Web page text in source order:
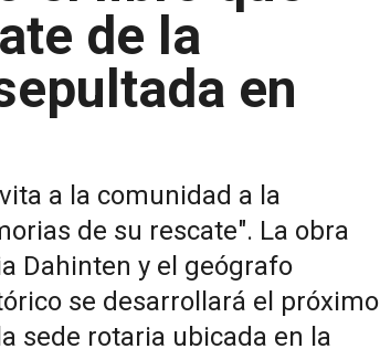
de la
en
a la comunidad a la
de su rescate". La obra
Dahinten y el geógrafo
se desarrollará el próximo
sede rotaria ubicada en la